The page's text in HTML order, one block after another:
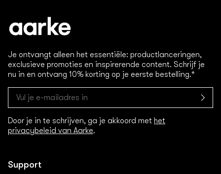
Je ontvangt alleen het essentiële: productlanceringen,
exclusieve promoties en inspirerende content. Schrijf je
nu in en ontvang 10% korting op je eerste bestelling.*
Door je in te schrijven, ga je akkoord met het
privacybeleid van Aarke.
Support